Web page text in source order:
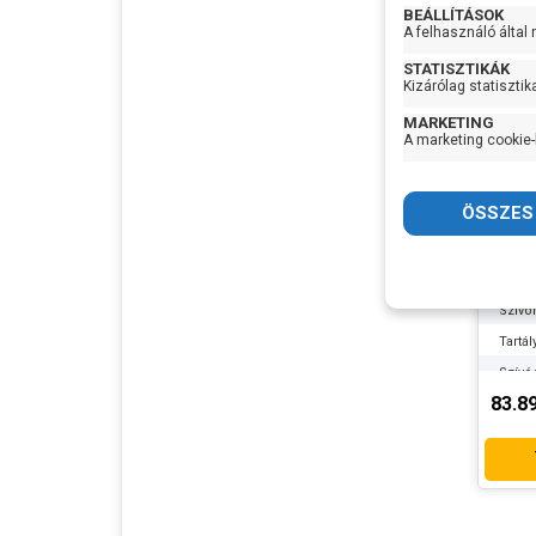
AL-
BEÁLLÍTÁSOK
A felhasználó által
STATISZTIKÁK
Kizárólag
MARKETING
A marketing